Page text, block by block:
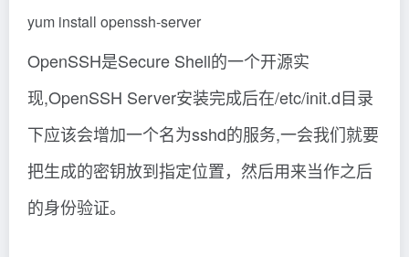
yum install openssh-server
OpenSSH是Secure Shell的一个开源实
现,OpenSSH Server安装完成后在/etc/init.d目录
下应该会增加一个名为sshd的服务,一会我们就要
把生成的密钥放到指定位置，然后用来当作之后
的身份验证。